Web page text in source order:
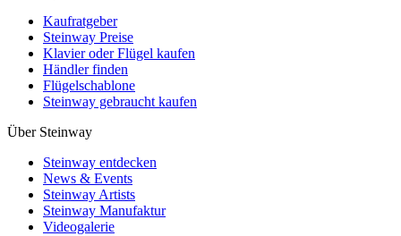
Kaufratgeber
Steinway Preise
Klavier oder Flügel kaufen
Händler finden
Flügelschablone
Steinway gebraucht kaufen
Über Steinway
Steinway entdecken
News & Events
Steinway Artists
Steinway Manufaktur
Videogalerie